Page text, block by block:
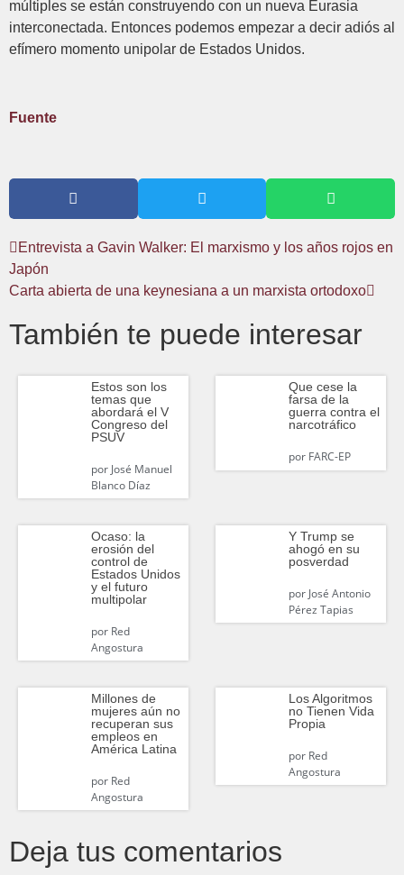
múltiples se están construyendo con un nueva Eurasia
interconectada. Entonces podemos empezar a decir adiós al
efímero momento unipolar de Estados Unidos.
Fuente
Entrevista a Gavin Walker: El marxismo y los años rojos en
Japón
Carta abierta de una keynesiana a un marxista ortodoxo
También te puede interesar
Estos son los
temas que
abordará el V
Congreso del
PSUV
porJosé Manuel
Blanco Díaz
Que cese la
farsa de la
guerra contra el
narcotráfico
porFARC-EP
Ocaso: la
erosión del
control de
Estados Unidos
y el futuro
multipolar
porRed
Angostura
Y Trump se
ahogó en su
posverdad
porJosé Antonio
Pérez Tapias
Millones de
mujeres aún no
recuperan sus
empleos en
América Latina
porRed
Angostura
Los Algoritmos
no Tienen Vida
Propia
porRed
Angostura
Deja tus comentarios